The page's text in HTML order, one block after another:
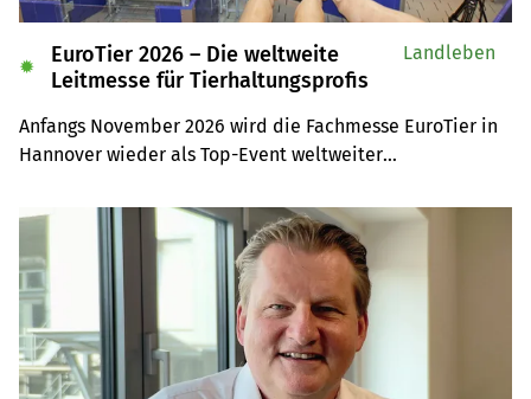
EuroTier 2026 – Die weltweite
Leitmesse für Tierhaltungsprofis
Anfangs November 2026 wird die Fachmesse EuroTier in
Hannover wieder als Top-Event weltweiter
Leserreise sind Sie selber mit dabei.
✹
Landleben